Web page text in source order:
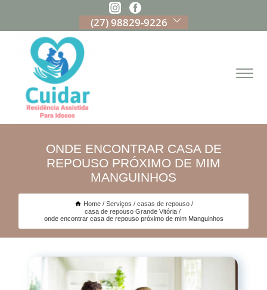
(27) 98829-9226
ONDE ENCONTRAR CASA DE
REPOUSO PRÓXIMO DE MIM
MANGUINHOS
Home Serviços
casas de repouso
casa de repouso Grande Vitória
onde encontrar casa de repouso próximo de mim Manguinhos